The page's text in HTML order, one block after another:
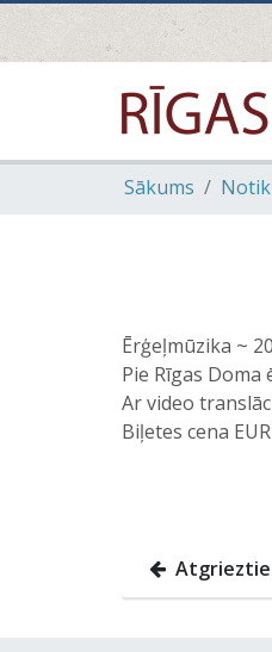
Sākums
Ērģeļmūzika ~
Pie Rīgas Doma
Ar video
Biļetes cena